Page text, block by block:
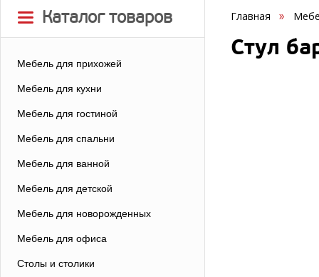
Каталог товаров
Мебель для прихожей
Мебель для кухни
Мебель для гостиной
Мебель для спальни
Мебель для ванной
Мебель для детской
Мебель для новорожденных
Мебель для офиса
Столы и столики
Главная
Стул